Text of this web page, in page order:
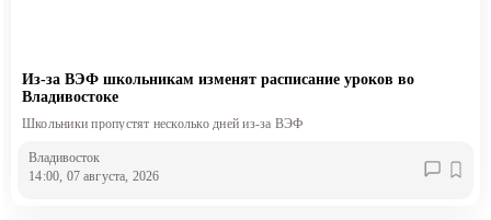
Из-за ВЭФ школьникам изменят расписание уроков во
Владивостоке
Школьники пропустят несколько дней из-за ВЭФ
Владивосток
14:00, 07 августа, 2026